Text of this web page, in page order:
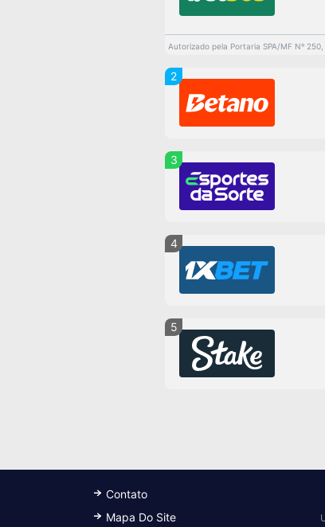
Autorizado pela Portaria SPA/MF Nº
2
3
4
5
Contato
Mapa Do Site